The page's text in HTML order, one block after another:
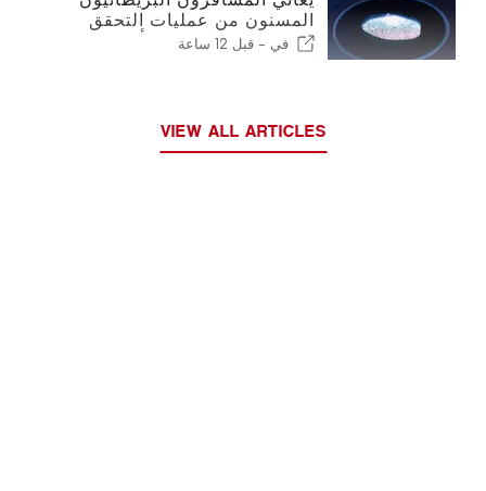
المسنون من عمليات التحقق
الجديدة من بصمات الأصابع في
في - قبل 12 ساعة
VIEW ALL ARTICLES